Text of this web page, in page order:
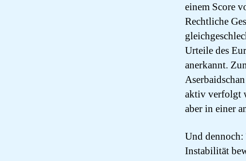
einem Score
Rechtliche
Urteile des
anerkannt.
aktiv verfolgt
aber in einer
Und
Instabilität